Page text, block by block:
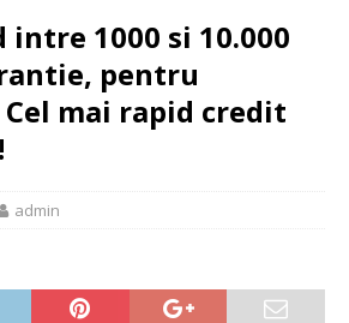
1000 si 10.000
pentru
mai rapid credit
admin